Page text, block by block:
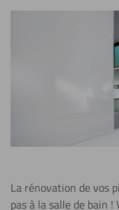
La rénovation de vos
pas à la salle de bain